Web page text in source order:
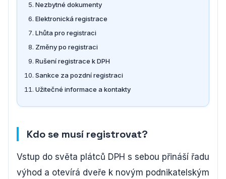
Nezbytné dokumenty
Elektronická registrace
Lhůta pro registraci
Změny po registraci
Rušení registrace k DPH
Sankce za pozdní registraci
Užitečné informace a kontakty
Kdo se musí registrovat?
Vstup do světa plátců DPH s sebou přináší řadu
výhod a otevírá dveře k novým podnikatelským